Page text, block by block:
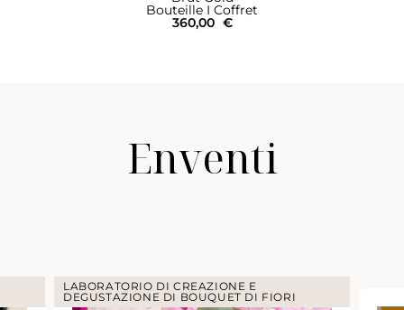
Bouteille I Coffret
360,00 €
Enventi
LABORATORIO DI CREAZIONE E
DEGUSTAZIONE DI BOUQUET DI FIORI